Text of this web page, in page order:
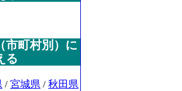
市町村別）に
る
/ 宮城県 / 秋田県